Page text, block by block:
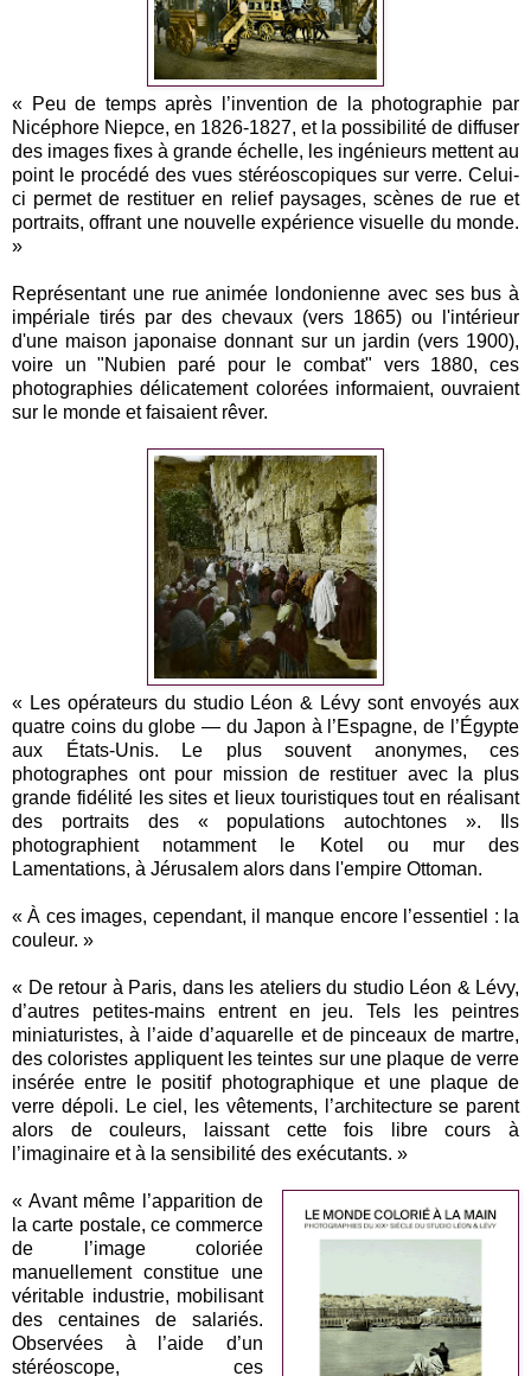
« Peu de temps après l’invention de la photographie par
Nicéphore Niepce, en 1826-1827, et la possibilité de diffuser
des images fixes à grande échelle, les ingénieurs mettent au
point le procédé des vues stéréoscopiques sur verre. Celui-
ci permet de restituer en relief paysages, scènes de rue et
portraits, offrant une nouvelle expérience visuelle du monde.
»
Représentant une rue animée londonienne avec ses bus à
impériale tirés par des chevaux (vers 1865) ou l'intérieur
d'une maison japonaise donnant sur un jardin (vers 1900),
voire un "Nubien paré pour le combat" vers 1880, ces
photographies délicatement colorées informaient, ouvraient
sur le monde et faisaient rêver.
« Les opérateurs du studio Léon & Lévy sont envoyés aux
quatre coins du globe — du Japon à l’Espagne, de l’Égypte
aux États-Unis. Le plus souvent anonymes, ces
photographes ont pour mission de restituer avec la plus
grande fidélité les sites et lieux touristiques tout en réalisant
des portraits des « populations autochtones ». Ils
photographient notamment le Kotel ou mur des
Lamentations, à Jérusalem alors dans l'empire Ottoman.
« À ces images, cependant, il manque encore l’essentiel : la
couleur. »
« De retour à Paris, dans les ateliers du studio Léon & Lévy,
d’autres petites-mains entrent en jeu. Tels les peintres
miniaturistes, à l’aide d’aquarelle et de pinceaux de martre,
des coloristes appliquent les teintes sur une plaque de verre
insérée entre le positif photographique et une plaque de
verre dépoli. Le ciel, les vêtements, l’architecture se parent
alors de couleurs, laissant cette fois libre cours à
l’imaginaire et à la sensibilité des exécutants. »
« Avant même l’apparition de
la carte postale, ce commerce
de l’image coloriée
manuellement constitue une
véritable industrie, mobilisant
des centaines de salariés.
Observées à l’aide d’un
stéréoscope, ces